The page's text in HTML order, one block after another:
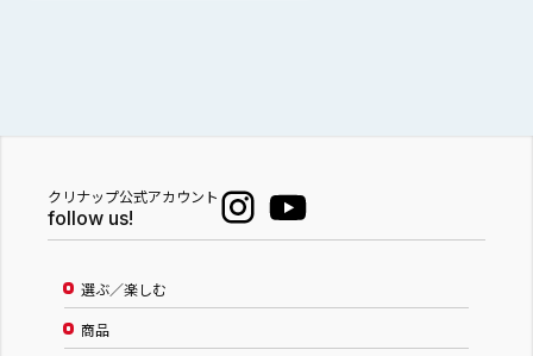
クリナップ公式アカウント
follow us!
選ぶ／楽しむ
商品